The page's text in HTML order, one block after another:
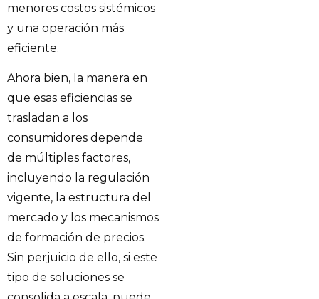
menores costos sistémicos
y una operación más
eficiente.
Ahora bien, la manera en
que esas eficiencias se
trasladan a los
consumidores depende
de múltiples factores,
incluyendo la regulación
vigente, la estructura del
mercado y los mecanismos
de formación de precios.
Sin perjuicio de ello, si este
tipo de soluciones se